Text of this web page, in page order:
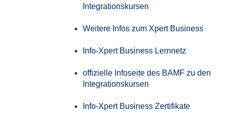
Integrationskursen
Weitere Infos zum Xpert Business
Info-Xpert Business Lernnetz
offizielle Infoseite des BAMF zu den
Integrationskursen
Info-Xpert Business Zertifikate